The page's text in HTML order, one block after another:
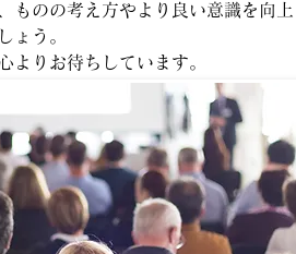
ものの考え方やより良い意識を向
ょう。
よりお待ちしています。